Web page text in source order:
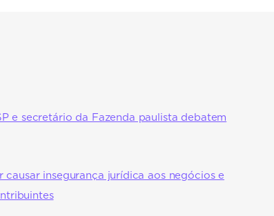
e secretário da Fazenda paulista debatem
insegurança jurídica aos negócios e